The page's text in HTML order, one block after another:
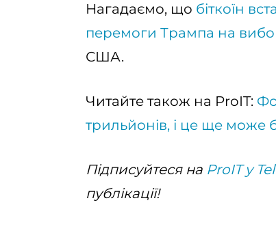
Нагадаємо, що біткоїн
перемоги Трампа на
США.
Читайте також на ProIT:
трильйонів, і це ще може
Підписуйтеся на ProIT у
публікації!